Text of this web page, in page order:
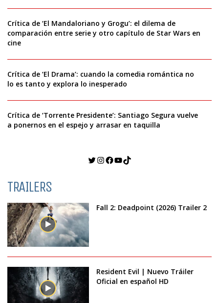
Crítica de ‘El Mandaloriano y Grogu’: el dilema de
comparación entre serie y otro capítulo de Star Wars en
cine
Crítica de ‘El Drama’: cuando la comedia romántica no
lo es tanto y explora lo inesperado
Crítica de ‘Torrente Presidente’: Santiago Segura vuelve
a ponernos en el espejo y arrasar en taquilla
Twitter
Instagram
Facebook
YouTube
TikTok
TRAILERS
Fall 2: Deadpoint (2026) Trailer 2
Resident Evil | Nuevo Tráiler
Oficial en español HD